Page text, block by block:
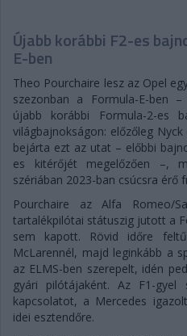
Újabb korábbi F2-es
E-ben
Theo Pourchaire lesz az Opel
szezonban a Formula-E-ben
újabb korábbi Formula-2-es
világbajnokságon: előzőleg
bejárta ezt az utat – előbbi
es kitérőjét megelőzően –,
szériában 2023-ban csúcsra érő
Pourchaire az Alfa Romeo/
tartalékpilótai státuszig jutott a
sem kapott. Rövid időre
McLarennél, majd leginkább a
az ELMS-ben szerepelt, idén
gyári pilótájaként. Az F1-
kapcsolatot, a Mercedes
idei esztendőre.